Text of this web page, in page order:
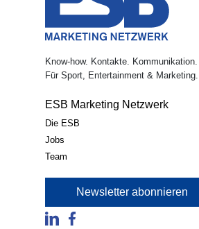
Know-how. Kontakte. Kommunikation.
Für Sport, Entertainment & Marketing.
ESB Marketing Netzwerk
Die ESB
Jobs
Team
Newsletter abonnieren